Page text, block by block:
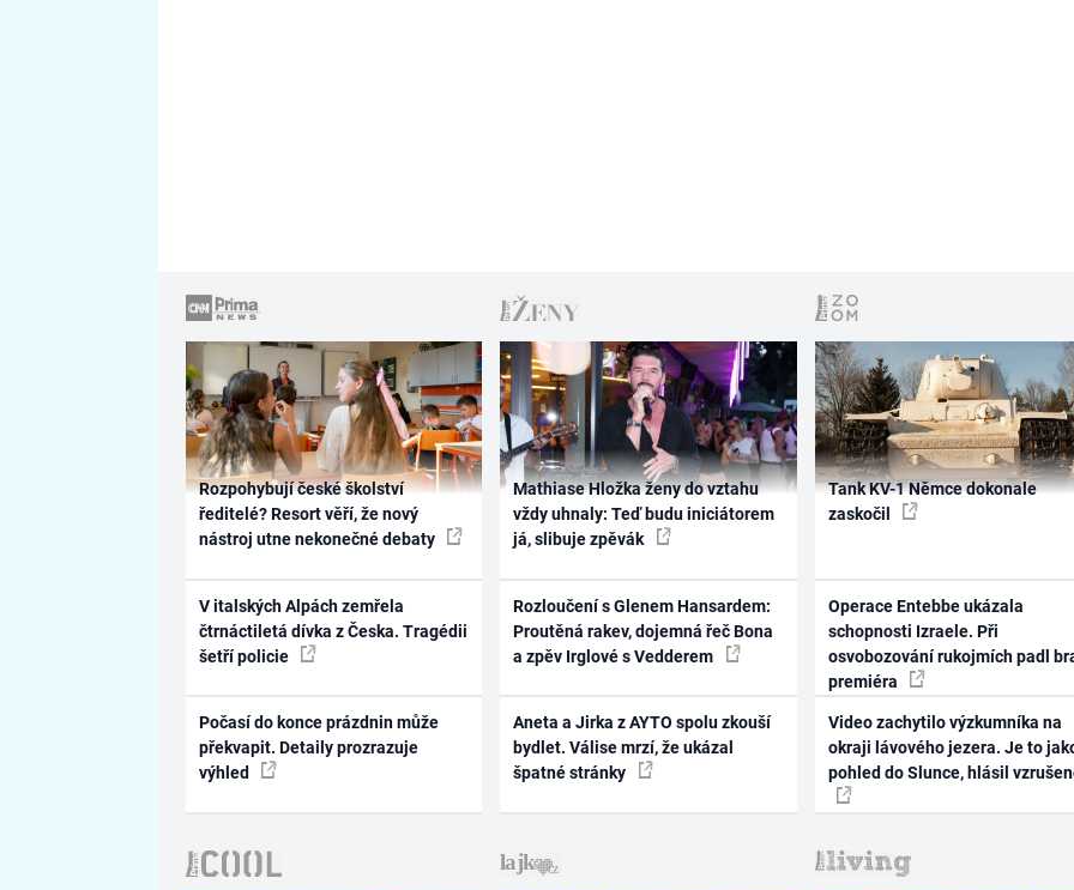
Rozpohybují české školství
ředitelé? Resort věří, že nový
nástroj utne nekonečné debaty
V italských Alpách zemřela
čtrnáctiletá dívka z Česka. Tragédii
šetří policie
Počasí do konce prázdnin může
překvapit. Detaily prozrazuje
výhled
Mathiase Hložka ženy do vztahu
vždy uhnaly: Teď budu iniciátorem
já, slibuje zpěvák
Rozloučení s Glenem Hansardem:
Proutěná rakev, dojemná řeč Bona
a zpěv Irglové s Vedderem
Aneta a Jirka z AYTO spolu zkouší
bydlet. Válise mrzí, že ukázal
špatné stránky
Tank KV-1 Němce dokonale
zaskočil
Operace Entebbe ukázala
schopnosti Izraele. Při
osvobozování rukojmích padl
premiéra
Video zachytilo výzkumníka na
okraji lávového jezera. Je to
pohled do Slunce, hlásil